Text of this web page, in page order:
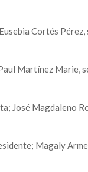
Cortés
Martínez Marie,
José Magdaleno
Magaly